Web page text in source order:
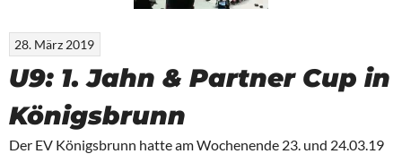
28. März 2019
U9: 1. Jahn & Partner Cup in
Königsbrunn
Der EV Königsbrunn hatte am Wochenende 23. und 24.03.19